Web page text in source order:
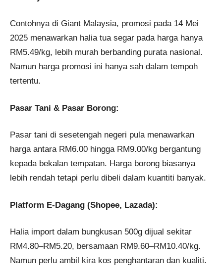
Contohnya di Giant Malaysia, promosi pada 14 Mei
2025 menawarkan halia tua segar pada harga hanya
RM5.49/kg, lebih murah berbanding purata nasional.
Namun harga promosi ini hanya sah dalam tempoh
tertentu.
Pasar Tani & Pasar Borong:
Pasar tani di sesetengah negeri pula menawarkan
harga antara RM6.00 hingga RM9.00/kg bergantung
kepada bekalan tempatan. Harga borong biasanya
lebih rendah tetapi perlu dibeli dalam kuantiti banyak.
Platform E-Dagang (Shopee, Lazada):
Halia import dalam bungkusan 500g dijual sekitar
RM4.80–RM5.20, bersamaan RM9.60–RM10.40/kg.
Namun perlu ambil kira kos penghantaran dan kualiti.